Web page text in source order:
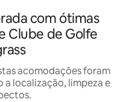
com ótimas
Clube de Golfe
acomodações foram
a localização, limpeza e